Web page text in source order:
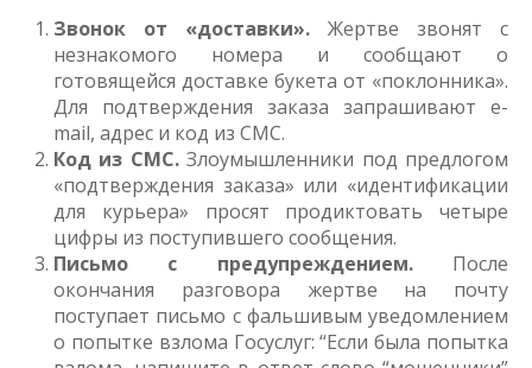
Звонок от «доставки». Жертве звонят с
незнакомого номера и сообщают о
готовящейся доставке букета от «поклонника».
Для подтверждения заказа запрашивают e-
mail, адрес и код из СМС.
Код из СМС.Злоумышленники под предлогом
«подтверждения заказа» или «идентификации
для курьера» просят продиктовать четыре
цифры из поступившего сообщения.
Письмо с предупреждением.После
окончания разговора жертве на почту
поступает письмо с фальшивым уведомлением
о попытке взлома Госуслуг: “Если была попытка